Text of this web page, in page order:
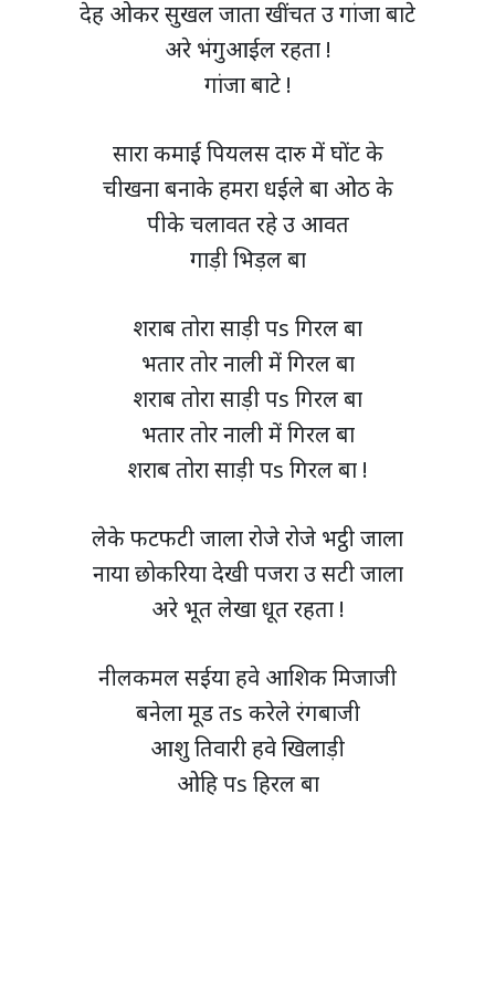
देह ओकर सुखल जाता खींचत उ गांजा बाटे
अरे भंगुआईल रहता !
गांजा बाटे !
सारा कमाई पियलस दारु में घोंट के
चीखना बनाके हमरा धईले बा ओठ के
पीके चलावत रहे उ आवत
गाड़ी भिड़ल बा
शराब तोरा साड़ी पs गिरल बा
भतार तोर नाली में गिरल बा
शराब तोरा साड़ी पs गिरल बा
भतार तोर नाली में गिरल बा
शराब तोरा साड़ी पs गिरल बा !
लेके फटफटी जाला रोजे रोजे भट्ठी जाला
नाया छोकरिया देखी पजरा उ सटी जाला
अरे भूत लेखा धूत रहता !
नीलकमल सईया हवे आशिक मिजाजी
बनेला मूड तs करेले रंगबाजी
आशु तिवारी हवे खिलाड़ी
ओहि पs हिरल बा